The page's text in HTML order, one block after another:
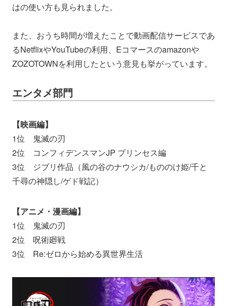
はの使い方も見られました。
また、おうち時間が増えたことで動画配信サービスであ
るNetflixやYouTubeの利用、Eコマースのamazonや
ZOZOTOWNを利用したという意見も挙がっています。
エンタメ部門
【映画編】
1位 鬼滅の刃
2位 コンフィデンスマンJP プリンセス編
3位 ジブリ作品（風の谷のナウシカ/もののけ姫/千と
千尋の神隠し/ゲド戦記）
【アニメ・漫画編】
1位 鬼滅の刃
2位 呪術廻戦
3位 Re:ゼロから始める異世界生活